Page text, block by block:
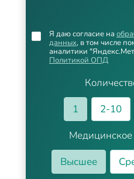
1
2-10
Медицинское
Высшее
Я даю согласие на
данных, в том числе
аналитики
Политикой ОПД